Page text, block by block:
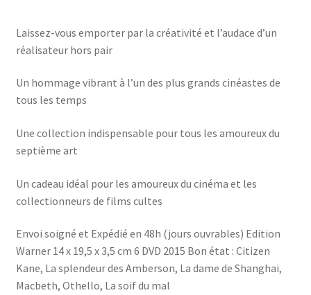
Laissez-vous emporter par la créativité et l’audace d’un
réalisateur hors pair
Un hommage vibrant à l’un des plus grands cinéastes de
tous les temps
Une collection indispensable pour tous les amoureux du
septième art
Un cadeau idéal pour les amoureux du cinéma et les
collectionneurs de films cultes
Envoi soigné et Expédié en 48h (jours ouvrables) Edition
Warner 14 x 19,5 x 3,5 cm 6 DVD 2015 Bon état : Citizen
Kane, La splendeur des Amberson, La dame de Shanghai,
Macbeth, Othello, La soif du mal